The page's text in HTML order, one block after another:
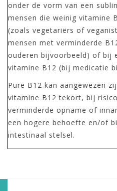
onder de vorm van een
mensen die weinig vitamine
(zoals vegetariërs of
mensen met verminderde
ouderen bijvoorbeeld) of bij
vitamine B12 (bij medicatie
Pure B12 kan aangewezen
vitamine B12 tekort, bij
verminderde opname of
een hogere behoefte en/of
intestinaal stelsel.